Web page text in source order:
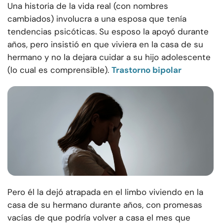
Una historia de la vida real (con nombres
cambiados) involucra a una esposa que tenía
tendencias psicóticas. Su esposo la apoyó durante
años, pero insistió en que viviera en la casa de su
hermano y no la dejara cuidar a su hijo adolescente
(lo cual es comprensible). Trastorno bipolar
Pero él la dejó atrapada en el limbo viviendo en la
casa de su hermano durante años, con promesas
vacías de que podría volver a casa el mes que